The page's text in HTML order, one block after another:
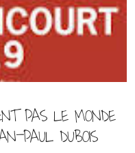
PAS LE MONDE
PAUL DUBOIS